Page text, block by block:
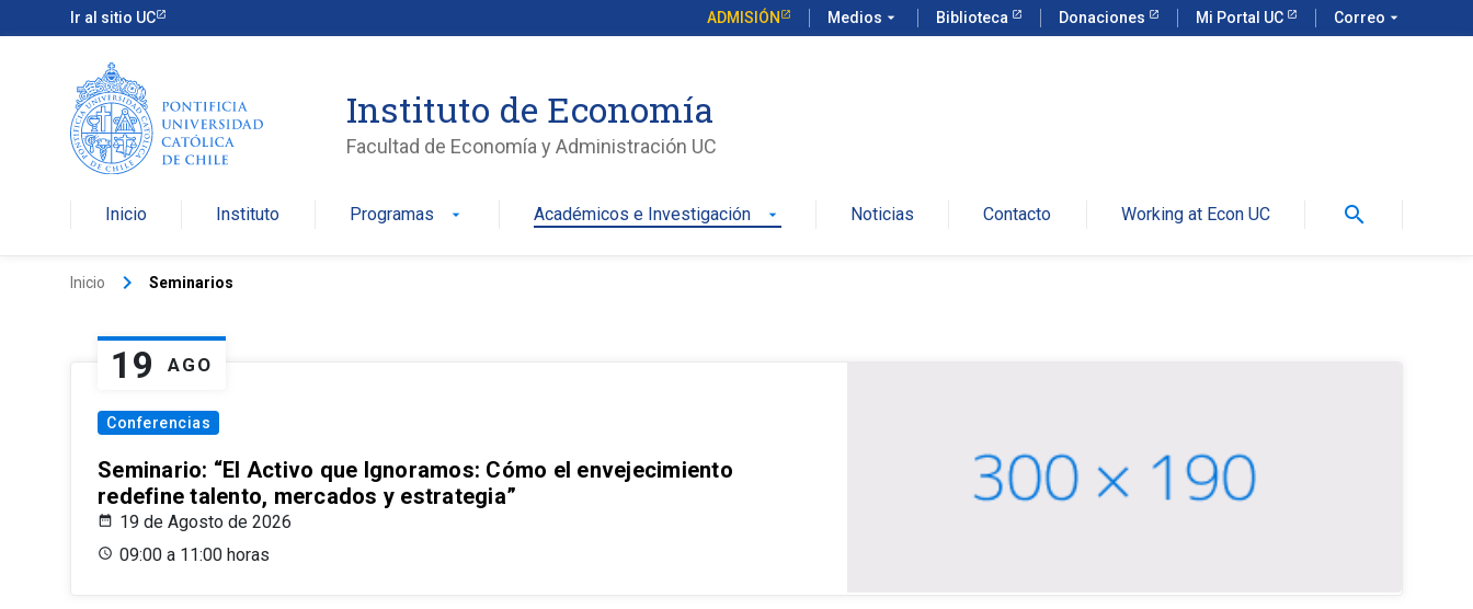
Ir al sitio UC ADMISIÓN Medios arrow_drop_down Biblioteca Donaciones Mi Portal UC Correo arrow_drop_down
Instituto de Economía
Facultad de Economía y Administración UC
Inicio Instituto Programas arrow_drop_down Académicos e Investigación arrow_drop_down Noticias Contacto Working at Econ UC search
Inicio keyboard_arrow_right Seminarios
19 AGO
Conferencias
Seminario: “El Activo que Ignoramos: Cómo el envejecimiento
redefine talento, mercados y estrategia”
19 de Agosto de 2026
09:00 a 11:00 horas